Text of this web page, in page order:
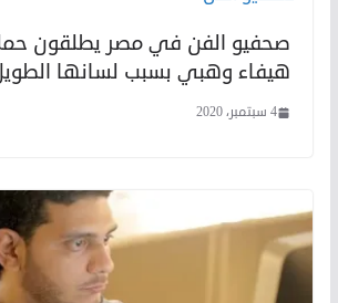
صحفيو الفن في مصر يطلقون
هيفاء وهبي بسبب لسانها
4 سبتمبر، 2020